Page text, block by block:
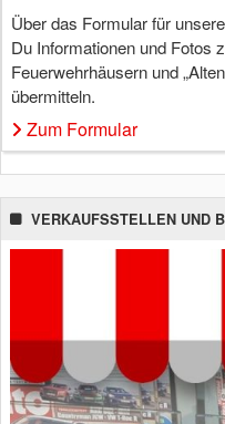
Über das Formular für
Du Informationen und Fotos
Feuerwehrhäusern und
übermitteln.
Zum Formular
VERKAUFSSTELLEN UND